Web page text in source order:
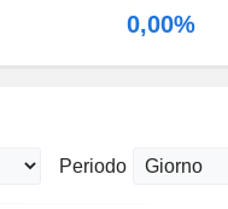
0,00%
Periodo